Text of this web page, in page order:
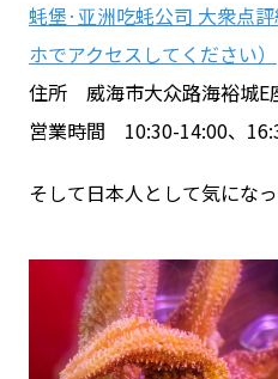
蚝堡·亚洲吃蚝公司 大衆点
ホでアクセスしてください）
住所 威海市大众路海裕城E
営業時間 10:30-14:00、
そして日本人として気にな